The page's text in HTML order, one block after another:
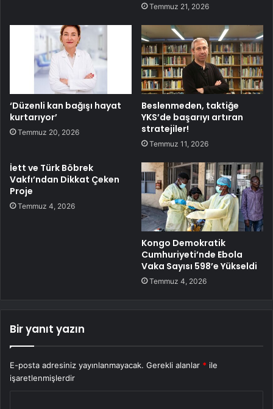
Temmuz 21, 2026
‘Düzenli kan bağışı hayat
kurtarıyor’
Temmuz 20, 2026
Beslenmeden, taktiğe
YKS’de başarıyı artıran
stratejiler!
Temmuz 11, 2026
İett ve Türk Böbrek
Vakfı’ndan Dikkat Çeken
Proje
Temmuz 4, 2026
Kongo Demokratik
Cumhuriyeti’nde Ebola
Vaka Sayısı 598’e Yükseldi
Temmuz 4, 2026
Bir yanıt yazın
E-posta adresiniz yayınlanmayacak. Gerekli alanlar * ile
işaretlenmişlerdir